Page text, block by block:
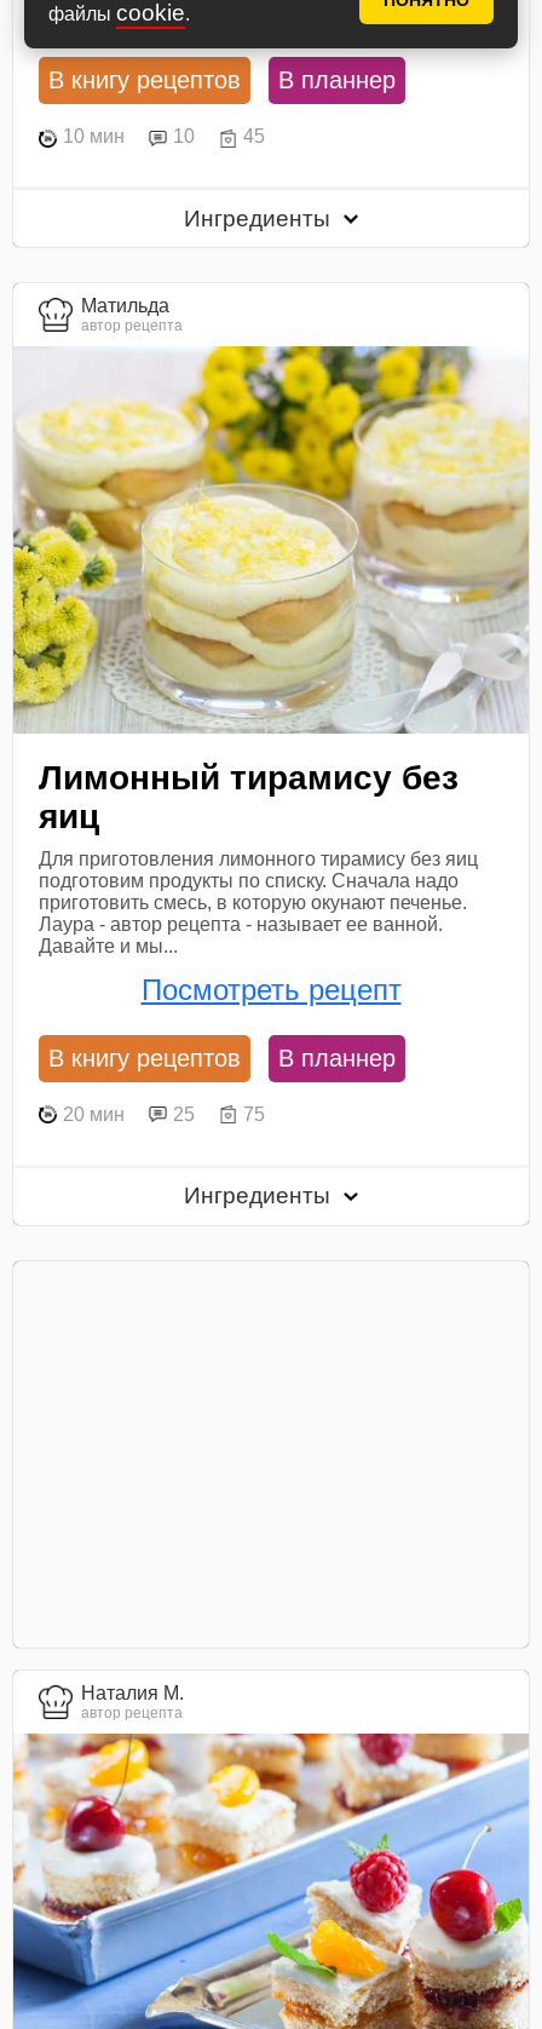
файлы cookie.
Посмотреть рецепт
В книгу рецептов В планнер
10 мин 10 45
Ингредиенты
Матильда
автор рецепта
Лимонный тирамису без
яиц
Для приготовления лимонного тирамису без яиц
подготовим продукты по списку. Сначала надо
приготовить смесь, в которую окунают печенье.
Лаура - автор рецепта - называет ее ванной.
Давайте и мы...
Посмотреть рецепт
В книгу рецептов В планнер
20 мин 25 75
Ингредиенты
Наталия М.
автор рецепта